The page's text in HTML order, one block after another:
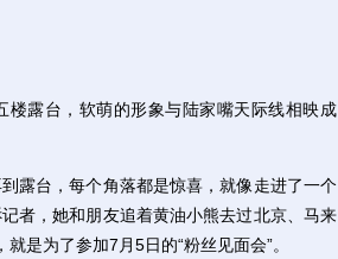
露台，软萌的形象与陆家嘴天际线相映成
台，每个角落都是惊喜，就像走进了一个
者，她和朋友追着黄油小熊去过北京、马来
是为了参加7月5日的“粉丝见面会”。